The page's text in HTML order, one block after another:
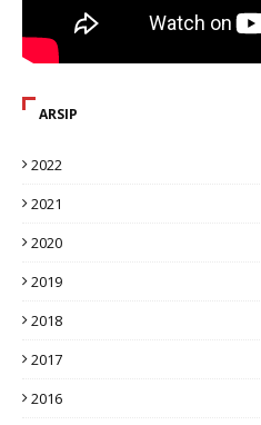
ARSIP
2022
2021
2020
2019
2018
2017
2016